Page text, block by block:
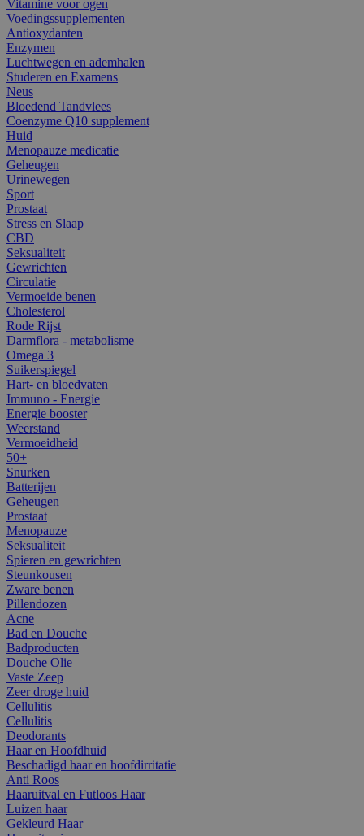
Vitamine voor ogen
Voedingssupplementen
Antioxydanten
Enzymen
Luchtwegen en ademhalen
Studeren en Examens
Neus
Bloedend Tandvlees
Coenzyme Q10 supplement
Huid
Menopauze medicatie
Geheugen
Urinewegen
Sport
Prostaat
Stress en Slaap
CBD
Seksualiteit
Gewrichten
Circulatie
Vermoeide benen
Cholesterol
Rode Rijst
Darmflora - metabolisme
Omega 3
Suikerspiegel
Hart- en bloedvaten
Immuno - Energie
Energie booster
Weerstand
Vermoeidheid
50+
Snurken
Batterijen
Geheugen
Prostaat
Menopauze
Seksualiteit
Spieren en gewrichten
Steunkousen
Zware benen
Pillendozen
Acne
Bad en Douche
Badproducten
Douche Olie
Vaste Zeep
Zeer droge huid
Cellulitis
Cellulitis
Deodorants
Haar en Hoofdhuid
Beschadigd haar en hoofdirritatie
Anti Roos
Haaruitval en Futloos Haar
Luizen haar
Gekleurd Haar